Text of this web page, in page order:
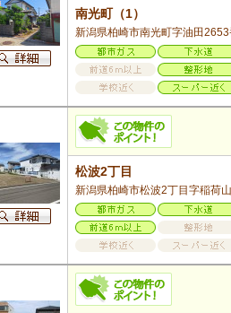
南光町（1）
新潟県柏崎市南光町字油田
松波2丁目
新潟県柏崎市松波2丁目字稲荷